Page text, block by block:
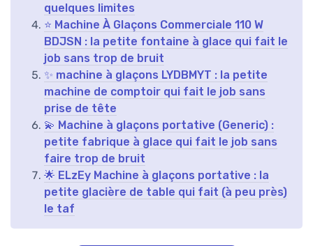
quelques limites
⭐ Machine À Glaçons Commerciale 110 W
BDJSN : la petite fontaine à glace qui fait le
job sans trop de bruit
✨ machine à glaçons LYDBMYT : la petite
machine de comptoir qui fait le job sans
prise de tête
💫 Machine à glaçons portative (Generic) :
petite fabrique à glace qui fait le job sans
faire trop de bruit
🌟 ELzEy Machine à glaçons portative : la
petite glacière de table qui fait (à peu près)
le taf